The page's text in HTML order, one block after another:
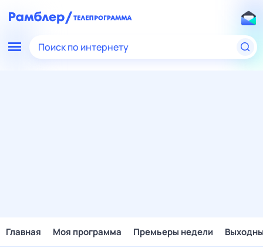
Поиск по интернету
Главная Моя программа Премьеры недели